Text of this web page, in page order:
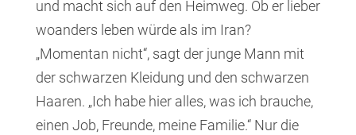
und macht sich auf den Heimweg. Ob er lieber
woanders leben würde als im Iran?
„Momentan nicht“, sagt der junge Mann mit
der schwarzen Kleidung und den schwarzen
Haaren. „Ich habe hier alles, was ich brauche,
einen Job, Freunde, meine Familie.“ Nur die